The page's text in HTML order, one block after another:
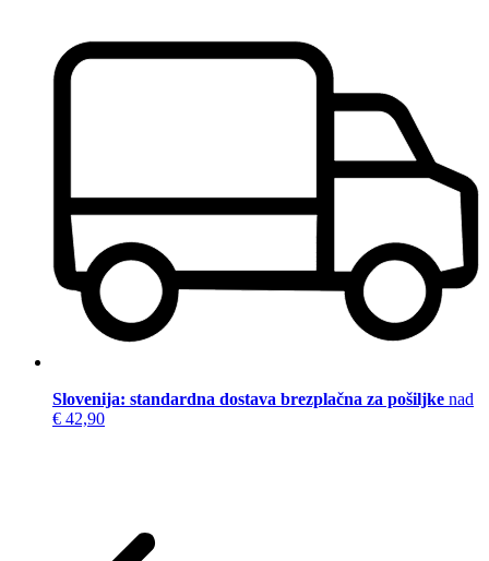
Slovenija: standardna dostava brezplačna za pošiljke nad
€ 42,90